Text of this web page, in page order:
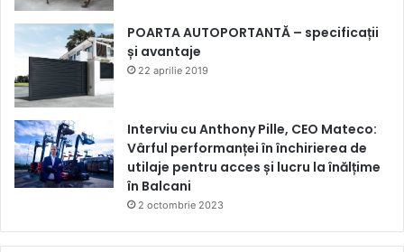
POARTA AUTOPORTANTĂ – specificații
și avantaje
22 aprilie 2019
Interviu cu Anthony Pille, CEO Mateco:
Vârful performanței în închirierea de
utilaje pentru acces și lucru la înălțime
în Balcani
2 octombrie 2023